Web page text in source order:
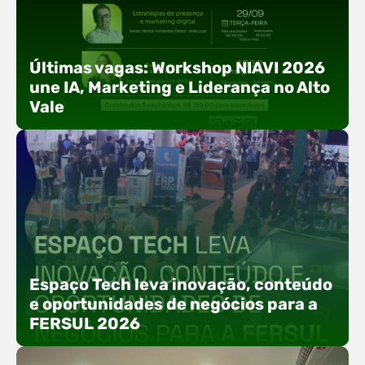
Últimas vagas: Workshop NIAVI 2026
une IA, Marketing e Liderança no Alto
Vale
Com o objetivo de impulsionar a produtividade, a
presença digital e a gestão nas empresas do
Alto Vale, o Núcleo de Tecnologia da Informação
(NIAVI), Polo ACATE-ACIRS, realiza a edição
2026 do Workshop NIAVI. O evento foi
em três encontros práticos ao longo dos meses
Espaço Tech leva inovação, conteúdo
e oportunidades de negócios para a
FERSUL 2026